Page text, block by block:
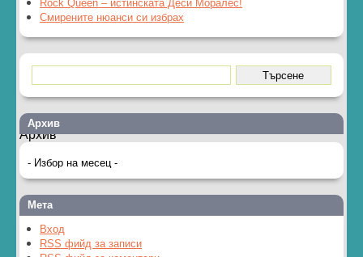
Rock Queen – истинската Деси Моралес!
Смирените нюанси си избрах
Архив
Архив
Мета
Вход
RSS фийд за записи